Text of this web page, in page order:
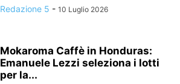
Redazione 5 - 10 Luglio 2026
Mokaroma Caffè in Honduras:
Emanuele Lezzi seleziona i lotti
per la...